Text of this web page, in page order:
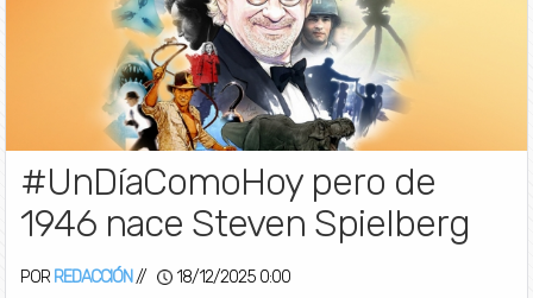
#UnDíaComoHoy pero de
1946 nace Steven Spielberg
POR REDACCIÓN // 18/12/2025 0:00